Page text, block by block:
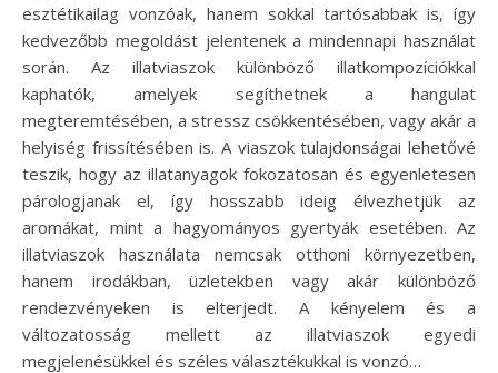
esztétikailag vonzóak, hanem sokkal tartósabbak is, így
kedvezőbb megoldást jelentenek a mindennapi használat
során. Az illatviaszok különböző illatkompozíciókkal
kaphatók, amelyek segíthetnek a hangulat
megteremtésében, a stressz csökkentésében, vagy akár a
helyiség frissítésében is. A viaszok tulajdonságai lehetővé
teszik, hogy az illatanyagok fokozatosan és egyenletesen
párologjanak el, így hosszabb ideig élvezhetjük az
aromákat, mint a hagyományos gyertyák esetében. Az
illatviaszok használata nemcsak otthoni környezetben,
hanem irodákban, üzletekben vagy akár különböző
rendezvényeken is elterjedt. A kényelem és a
változatosság mellett az illatviaszok egyedi
megjelenésükkel és széles választékukkal is vonzó…